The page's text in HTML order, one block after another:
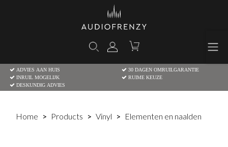
ADVIES AAN HUIS
30 DAGEN OMRUILGARANTIE
INRUIL MOGELIJK
RUIME KEUZE
DESKUNDIG ADVIES
Home Products Vinyl Elementen en naalden